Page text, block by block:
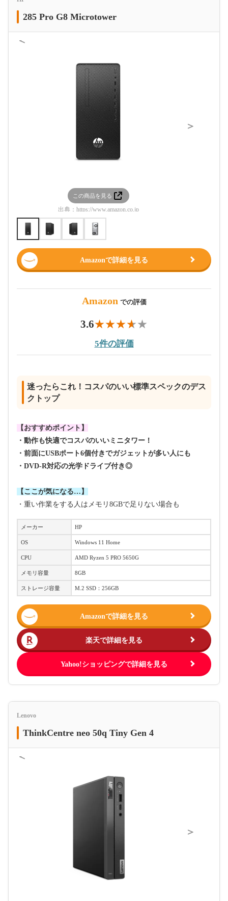
285 Pro G8 Microtower
＜
この商品を見る
出典： https://www.amazon.co.jp
＞
Amazonで詳細を見る
Amazon での評価
3.6
5件の評価
迷ったらこれ！コスパのいい標準スペックのデス
クトップ
【おすすめポイント】
・動作も快適でコスパのいいミニタワー！
・前面にUSBポート6個付きでガジェットが多い人にも
・DVD-R対応の光学ドライブ付き◎
【ここが気になる…】
・重い作業をする人はメモリ8GBで足りない場合も
メーカー HP
OS Windows 11 Home
CPU AMD Ryzen 5 PRO 5650G
メモリ容量 8GB
ストレージ容量 M.2 SSD：256GB
Amazonで詳細を見る
楽天で詳細を見る
Yahoo!ショッピングで詳細を見る
Lenovo
ThinkCentre neo 50q Tiny Gen 4
＜
＞